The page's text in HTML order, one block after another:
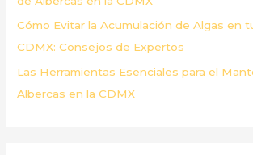
Cómo Evitar la Acumulación de Algas en
CDMX: Consejos de Expertos
Las Herramientas Esenciales para el
Albercas en la CDMX